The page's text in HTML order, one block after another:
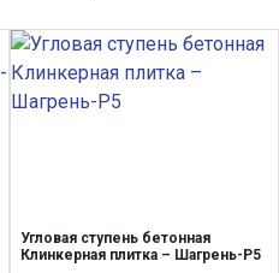
Угловая ступень бетонная
Клинкерная плитка – Шагрень-Р5